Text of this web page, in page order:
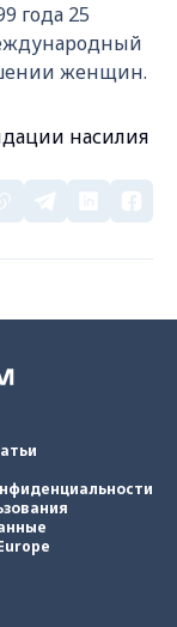
года 25
женщин.
насилия